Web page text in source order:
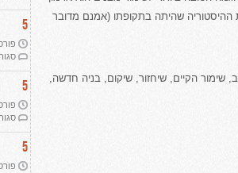
שהיתה בתקופתו (אמנם מדובר
שימור הקיים, שיחזור, שיקום, בניה חדשה,
5
פורסם
5
פורסם
5
פורסם